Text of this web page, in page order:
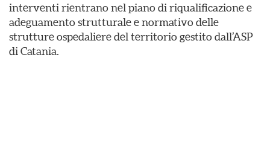
interventi rientrano nel piano di riqualificazione e
adeguamento strutturale e normativo delle
strutture ospedaliere del territorio gestito dall’ASP
di Catania.